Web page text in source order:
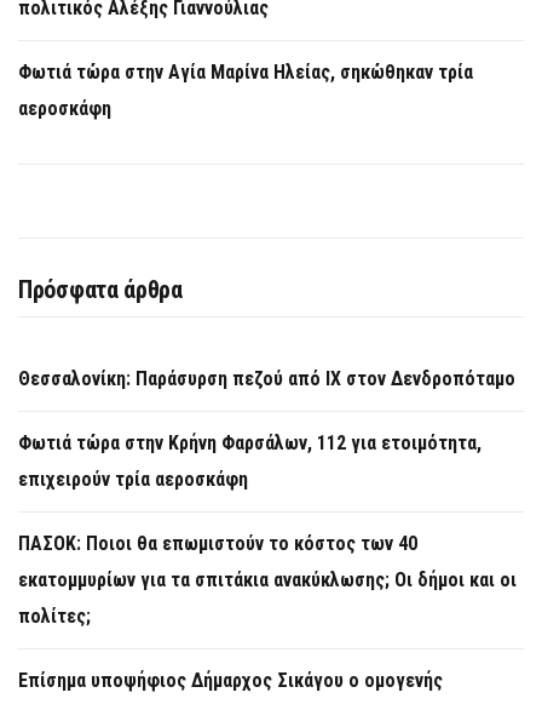
πολιτικός Αλέξης Γιαννούλιας
Φωτιά τώρα στην Aγία Μαρίνα Ηλείας, σηκώθηκαν τρία
αεροσκάφη
Πρόσφατα άρθρα
Θεσσαλονίκη: Παράσυρση πεζού από ΙΧ στον Δενδροπόταμο
Φωτιά τώρα στην Κρήνη Φαρσάλων, 112 για ετοιμότητα,
επιχειρούν τρία αεροσκάφη
ΠΑΣΟΚ: Ποιοι θα επωμιστούν το κόστος των 40
εκατομμυρίων για τα σπιτάκια ανακύκλωσης; Οι δήμοι και οι
πολίτες;
Επίσημα υποψήφιος Δήμαρχος Σικάγου ο ομογενής